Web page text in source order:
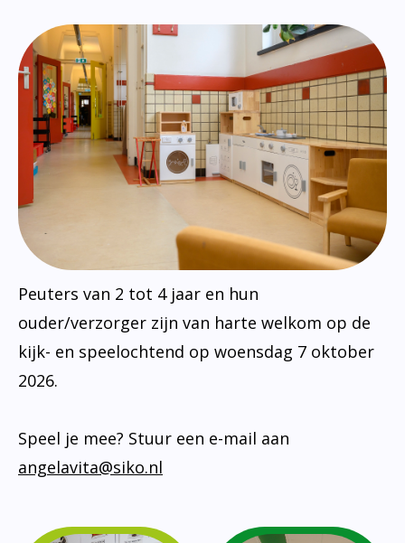
Peuters van 2 tot 4 jaar en hun
ouder/verzorger zijn van harte welkom op de
kijk- en speelochtend op woensdag 7 oktober
2026.
Speel je mee? Stuur een e-mail aan
angelavita@siko.nl